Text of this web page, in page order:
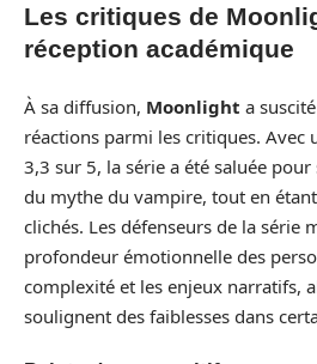
Les critiques de
réception académique
À sa diffusion, Moonlight a
réactions parmi les critiques. Avec
3,3 sur 5, la série a été saluée
du mythe du vampire, tout en
clichés. Les défenseurs de la série
profondeur émotionnelle des
complexité et les enjeux narratifs,
soulignent des faiblesses dans